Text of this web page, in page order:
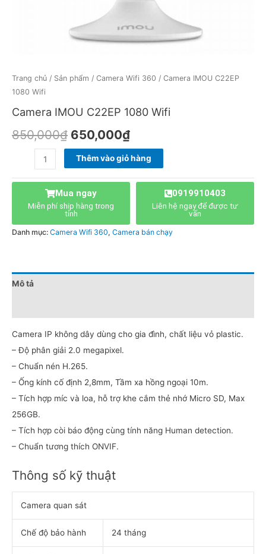
Trang chủ / Sản phẩm / Camera Wifi 360 / Camera IMOU C22EP
1080 Wifi
Camera IMOU C22EP 1080 Wifi
850,000₫ 650,000₫
Thêm vào giỏ hàng
Mua ngay
Miễn phí ship hàng trong
tỉnh
0919910403
Liên hệ ngay để được tư
vấn
Danh mục: Camera Wifi 360, Camera bán chạy
Mô tả
Camera IP không dây dùng cho gia đình, chất liệu vỏ plastic.
– Độ phân giải 2.0 megapixel.
– Chuẩn nén H.265.
– Ống kính cố định 2,8mm, Tầm xa hồng ngoại 10m.
– Tích hợp míc và loa, hỗ trợ khe cắm thẻ nhớ Micro SD, Max
256GB.
– Tích hợp còi báo động cùng tính năng Human detection.
– Chuẩn tương thích ONVIF.
Thông số kỹ thuật
Camera quan sát
Chế độ bảo hành 24 tháng